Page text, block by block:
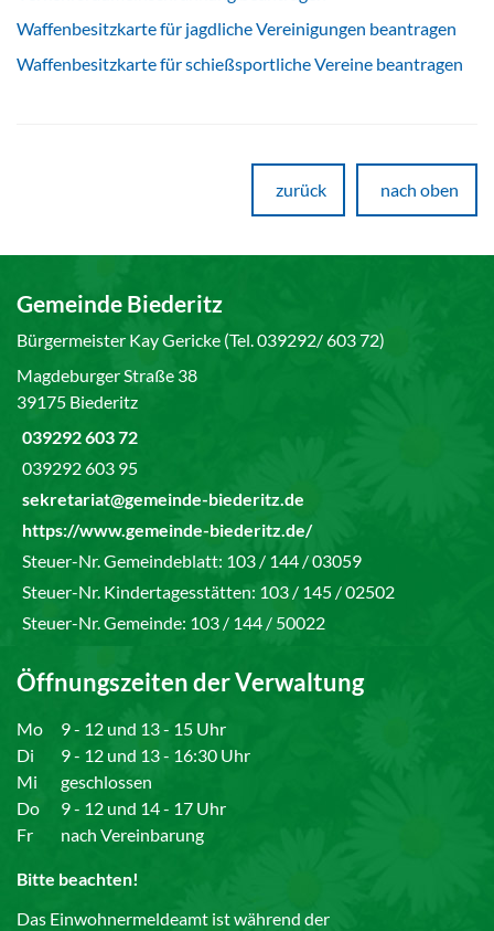
Waffenbesitzkarte für jagdliche Vereinigungen beantragen
Waffenbesitzkarte für schießsportliche Vereine beantragen
zurück nach oben
Gemeinde Biederitz
Bürgermeister Kay Gericke (Tel. 039292/ 603 72)
Magdeburger Straße 38
39175 Biederitz
039292 603 72
039292 603 95
sekretariat@gemeinde-biederitz.de
https://www.gemeinde-biederitz.de/
Steuer-Nr. Gemeindeblatt: 103 / 144 / 03059
Steuer-Nr. Kindertagesstätten: 103 / 145 / 02502
Steuer-Nr. Gemeinde: 103 / 144 / 50022
Öffnungszeiten der Verwaltung
Mo
9 - 12 und 13 - 15 Uhr
Di
9 - 12 und 13 - 16:30 Uhr
Mi
geschlossen
Do
9 - 12 und 14 - 17 Uhr
Fr
nach Vereinbarung
Bitte beachten!
Das Einwohnermeldeamt ist während der